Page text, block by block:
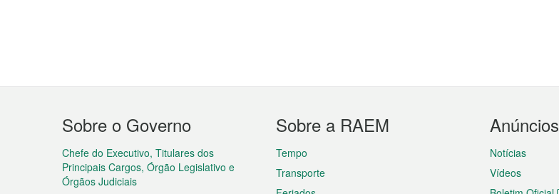
Menu
do
rodapé
Sobre o Governo
Chefe do Executivo, Titulares dos
Principais Cargos, Órgão Legislativo e
Órgãos Judiciais
Sobre a RAEM
Tempo
Transporte
Anúncios
Notícias
Vídeos